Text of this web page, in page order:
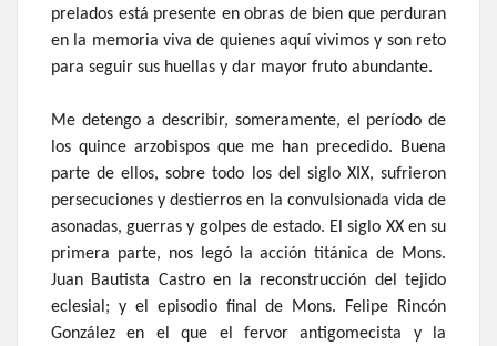
prelados está presente en obras de bien que perduran
en la memoria viva de quienes aquí vivimos y son reto
para seguir sus huellas y dar mayor fruto abundante.
Me detengo a describir, someramente, el período de
los quince arzobispos que me han precedido. Buena
parte de ellos, sobre todo los del siglo XIX, sufrieron
persecuciones y destierros en la convulsionada vida de
asonadas, guerras y golpes de estado. El siglo XX en su
primera parte, nos legó la acción titánica de Mons.
Juan Bautista Castro en la reconstrucción del tejido
eclesial; y el episodio final de Mons. Felipe Rincón
González en el que el fervor antigomecista y la